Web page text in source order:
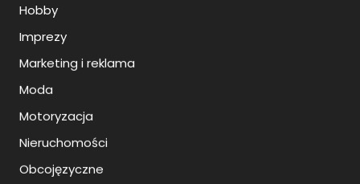
Hobby
Imprezy
Marketing i reklama
Moda
Motoryzacja
Nieruchomości
Obcojęzyczne